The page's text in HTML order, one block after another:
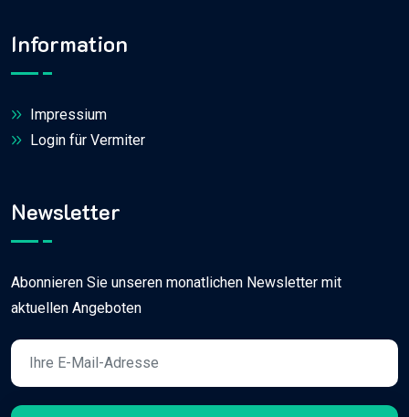
Information
Impressium
Login für Vermiter
Newsletter
Abonnieren Sie unseren monatlichen Newsletter mit
aktuellen Angeboten